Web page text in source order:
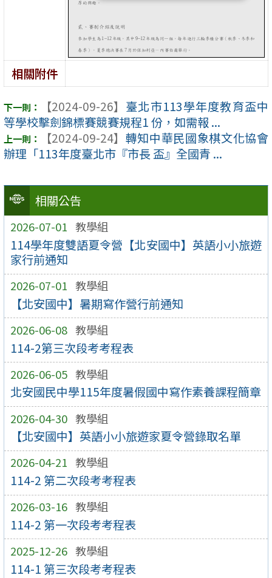
相關公告
2026-07-01 教學組
114學年度雙語夏令營【北安國中】英語小小旅遊
家行前通知
2026-07-01 教學組
【北安國中】暑期寫作營行前通知
2026-06-08 教學組
114-2第三次段考考程表
2026-06-05 教學組
北安國民中學115年度暑假國中寫作素養課程簡章
2026-04-30 教學組
【北安國中】英語小小旅遊家夏令營錄取名單
2026-04-21 教學組
114-2 第二次段考考程表
2026-03-16 教學組
114-2 第一次段考考程表
2025-12-26 教學組
114-1 第三次段考考程表
相關附件
【2024-09-26】 臺北市113學年度教育盃中
等學校擊劍錦標賽競賽規程1 份，如需報 ...
【2024-09-24】 轉知中華民國象棋文化協會
辦理「113年度臺北市『市長 盃』全國青 ...